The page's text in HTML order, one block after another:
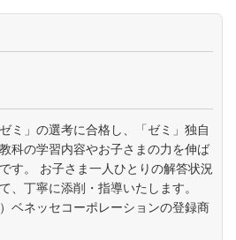
ミ」の選考に合格し、「ゼミ」独自
科の学習内容やお子さまの力を伸ば
す。 お子さま一人ひとりの解答状況
、丁寧に添削・指導いたします。
ベネッセコーポレーションの登録商